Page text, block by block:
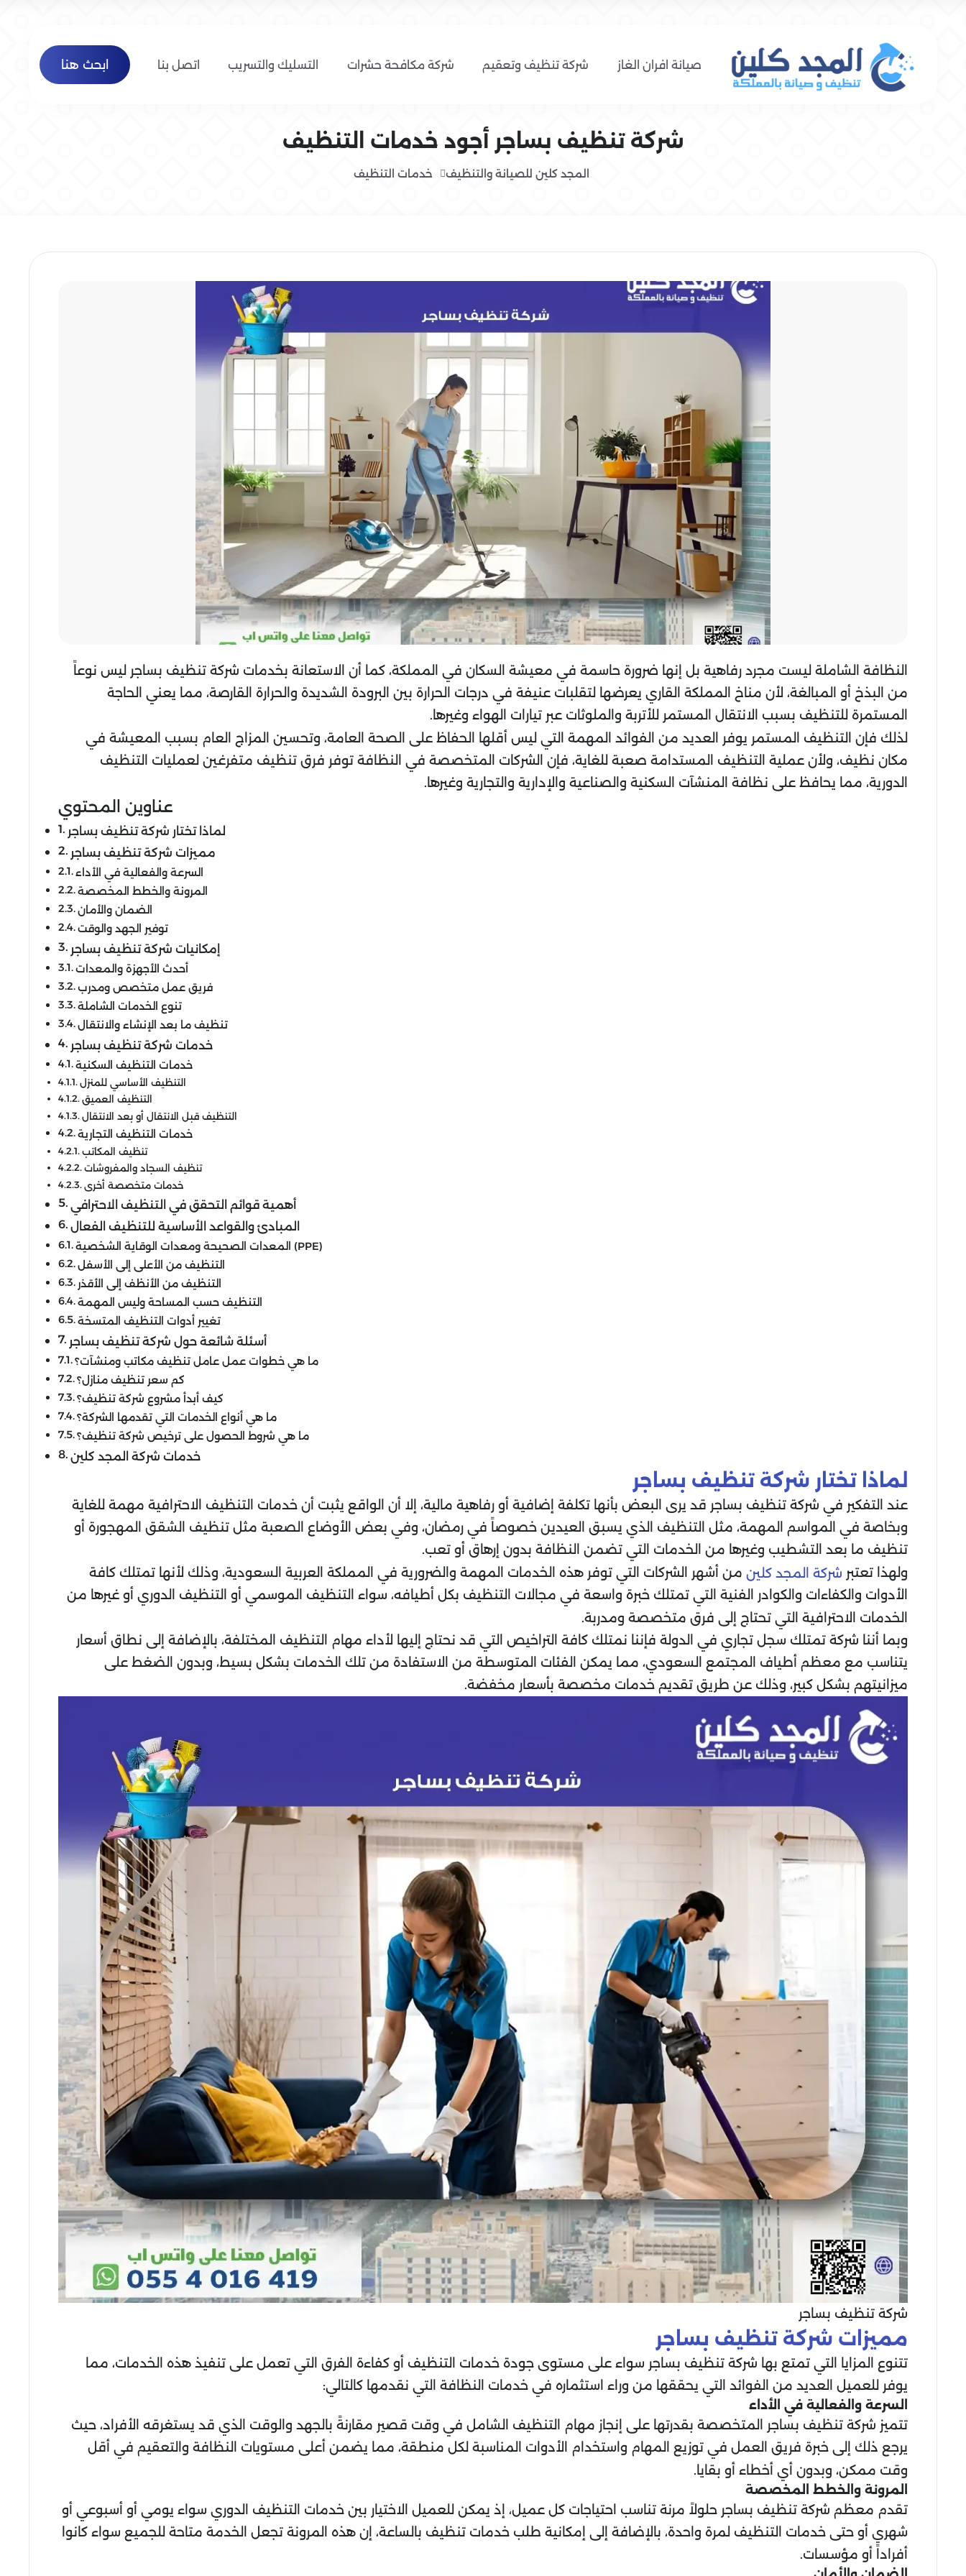
صيانة افران الغاز شركة تنظيف وتعقيم شركة مكافحة حشرات التسليك والتسريب اتصل بنا ابحث هنا
شركة تنظيف بساجر أجود خدمات التنظيف
المجد كلين للصيانة والتنظيف خدمات التنظيف
النظافة الشاملة ليست مجرد رفاهية بل إنها ضرورة حاسمة في معيشة السكان في المملكة، كما أن الاستعانة بخدمات شركة تنظيف بساجر ليس نوعاً
من البذخ أو المبالغة، لأن مناخ المملكة القاري يعرضها لتقلبات عنيفة في درجات الحرارة بين البرودة الشديدة والحرارة القارصة، مما يعني الحاجة
المستمرة للتنظيف بسبب الانتقال المستمر للأتربة والملوثات عبر تيارات الهواء وغيرها.
لذلك فإن التنظيف المستمر يوفر العديد من الفوائد المهمة التي ليس أقلها الحفاظ على الصحة العامة، وتحسين المزاج العام بسبب المعيشة في
مكان نظيف، ولأن عملية التنظيف المستدامة صعبة للغاية، فإن الشركات المتخصصة في النظافة توفر فرق تنظيف متفرغين لعمليات التنظيف
الدورية، مما يحافظ على نظافة المنشآت السكنية والصناعية والإدارية والتجارية وغيرها.
عناوين المحتوي
لماذا تختار شركة تنظيف بساجر
مميزات شركة تنظيف بساجر
السرعة والفعالية في الأداء
المرونة والخطط المخصصة
الضمان والأمان
توفير الجهد والوقت
إمكانيات شركة تنظيف بساجر
أحدث الأجهزة والمعدات
فريق عمل متخصص ومدرب
تنوع الخدمات الشاملة
تنظيف ما بعد الإنشاء والانتقال
خدمات شركة تنظيف بساجر
خدمات التنظيف السكنية
التنظيف الأساسي للمنزل
التنظيف العميق
التنظيف قبل الانتقال أو بعد الانتقال
خدمات التنظيف التجارية
تنظيف المكاتب
تنظيف السجاد والمفروشات
خدمات متخصصة أخرى
أهمية قوائم التحقق في التنظيف الاحترافي
المبادئ والقواعد الأساسية للتنظيف الفعال
المعدات الصحيحة ومعدات الوقاية الشخصية (PPE)
التنظيف من الأعلى إلى الأسفل
التنظيف من الأنظف إلى الأقذر
التنظيف حسب المساحة وليس المهمة
تغيير أدوات التنظيف المتسخة
أسئلة شائعة حول شركة تنظيف بساجر
ما هي خطوات عمل عامل تنظيف مكاتب ومنشآت؟
كم سعر تنظيف منازل؟
كيف أبدأ مشروع شركة تنظيف؟
ما هي أنواع الخدمات التي تقدمها الشركة؟
ما هي شروط الحصول على ترخيص شركة تنظيف؟
خدمات شركة المجد كلين
لماذا تختار شركة تنظيف بساجر
عند التفكير في شركة تنظيف بساجر قد يرى البعض بأنها تكلفة إضافية أو رفاهية مالية، إلا أن الواقع يثبت أن خدمات التنظيف الاحترافية مهمة للغاية
وبخاصة في المواسم المهمة، مثل التنظيف الذي يسبق العيدين خصوصاً في رمضان، وفي بعض الأوضاع الصعبة مثل تنظيف الشقق المهجورة أو
تنظيف ما بعد التشطيب وغيرها من الخدمات التي تضمن النظافة بدون إرهاق أو تعب.
ولهذا تعتبر شركة المجد كلين من أشهر الشركات التي توفر هذه الخدمات المهمة والضرورية في المملكة العربية السعودية، وذلك لأنها تمتلك كافة
الأدوات والكفاءات والكوادر الفنية التي تمتلك خبرة واسعة في مجالات التنظيف بكل أطيافه، سواء التنظيف الموسمي أو التنظيف الدوري أو غيرها من
الخدمات الاحترافية التي تحتاج إلى فرق متخصصة ومدربة.
وبما أننا شركة تمتلك سجل تجاري في الدولة فإننا نمتلك كافة التراخيص التي قد نحتاج إليها لأداء مهام التنظيف المختلفة، بالإضافة إلى نطاق أسعار
يتناسب مع معظم أطياف المجتمع السعودي، مما يمكن الفئات المتوسطة من الاستفادة من تلك الخدمات بشكل بسيط، وبدون الضغط على
ميزانيتهم بشكل كبير، وذلك عن طريق تقديم خدمات مخصصة بأسعار مخفضة.
شركة تنظيف بساجر
مميزات شركة تنظيف بساجر
تتنوع المزايا التي تمتع بها شركة تنظيف بساجر سواء على مستوى جودة خدمات التنظيف أو كفاءة الفرق التي تعمل على تنفيذ هذه الخدمات، مما
يوفر للعميل العديد من الفوائد التي يحققها من وراء استثماره في خدمات النظافة التي نقدمها كالتالي:
السرعة والفعالية في الأداء
تتميز شركة تنظيف بساجر المتخصصة بقدرتها على إنجاز مهام التنظيف الشامل في وقت قصير مقارنةً بالجهد والوقت الذي قد يستغرقه الأفراد، حيث
يرجع ذلك إلى خبرة فريق العمل في توزيع المهام واستخدام الأدوات المناسبة لكل منطقة، مما يضمن أعلى مستويات النظافة والتعقيم في أقل
وقت ممكن، وبدون أي أخطاء أو بقايا.
المرونة والخطط المخصصة
تقدم معظم شركة تنظيف بساجر حلولاً مرنة تناسب احتياجات كل عميل، إذ يمكن للعميل الاختيار بين خدمات التنظيف الدوري سواء يومي أو أسبوعي أو
شهري أو حتى خدمات التنظيف لمرة واحدة، بالإضافة إلى إمكانية طلب خدمات تنظيف بالساعة، إن هذه المرونة تجعل الخدمة متاحة للجميع سواء كانوا
أفراداً أو مؤسسات.